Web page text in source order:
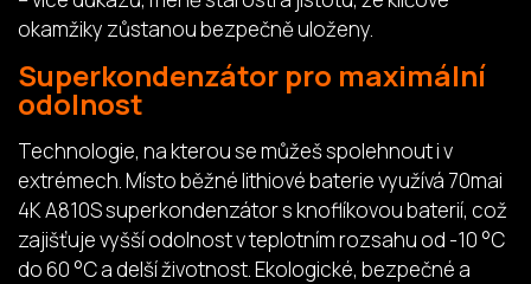
okamžiky zůstanou bezpečně uloženy.
Superkondenzátor pro maximální
odolnost
Technologie, na kterou se můžeš spolehnout i v
extrémech. Místo běžné lithiové baterie využívá 70mai
4K A810S superkondenzátor s knoflíkovou baterií, což
zajišťuje vyšší odolnost v teplotním rozsahu od -10 °C
do 60 °C a delší životnost. Ekologické, bezpečné a